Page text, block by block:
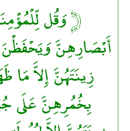
﴿ وَقُل
أَبْصَارِهِنَّ
زِينَتَهُنَّ إِلاَّ مَا
بِخُمُرِهِنَّ عَلَى